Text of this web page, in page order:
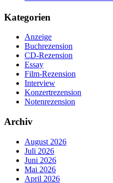
Kategorien
Anzeige
Buchrezension
CD-Rezension
Essay
Film-Rezension
Interview
Konzertrezension
Notenrezension
Archiv
August 2026
Juli 2026
Juni 2026
Mai 2026
April 2026